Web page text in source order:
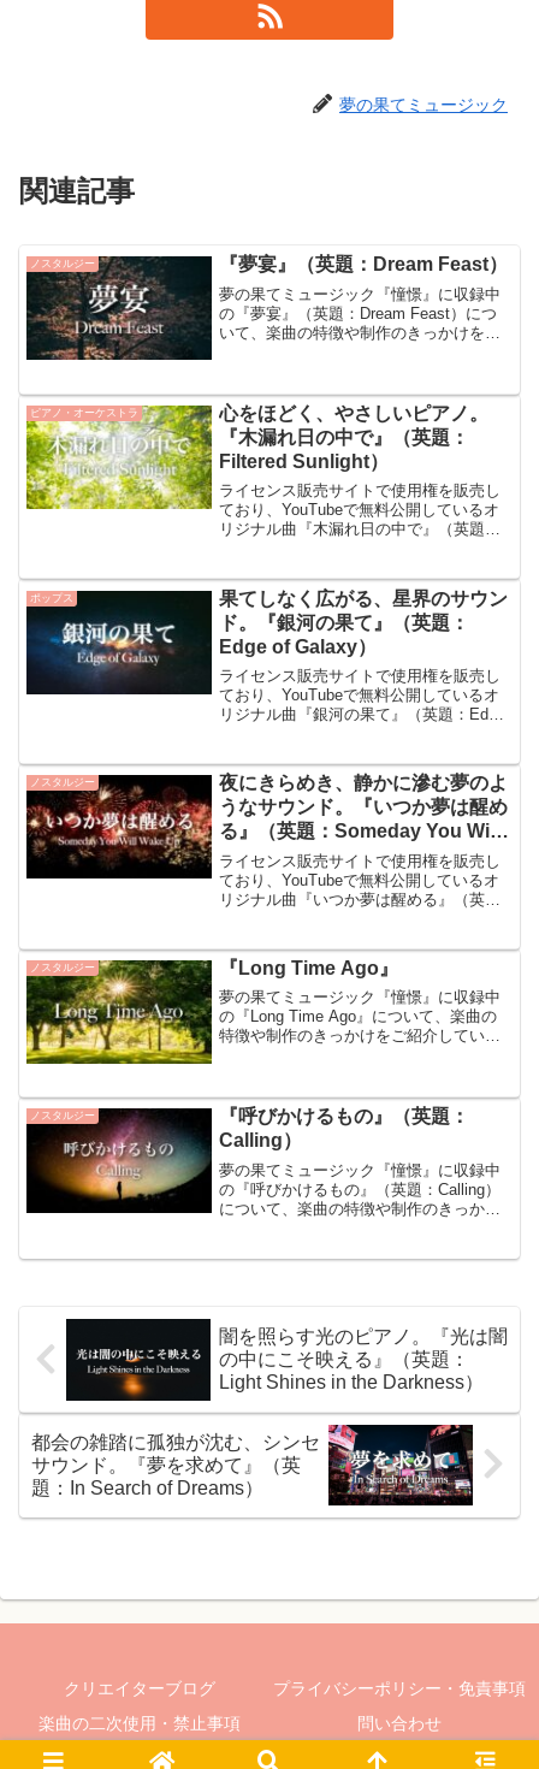
夢の果てミュージック
関連記事
ノスタルジー 『夢宴』（英題：Dream Feast）
夢の果てミュージック『憧憬』に収録中
の『夢宴』（英題：Dream Feast）につ
いて、楽曲の特徴や制作のきっかけをご
ように、淡く心...
ピアノ・オーケストラ
心をほどく、やさしいピアノ。
『木漏れ日の中で』（英題：
Filtered Sunlight）
ライセンス販売サイトで使用権を販売し
ており、YouTubeで無料公開しているオ
リジナル曲『木漏れ日の中で』（英題：
れ日の中で』は、静かで穏やかな雰囲
気...
ポップス
果てしなく広がる、星界のサウン
ド。『銀河の果て』（英題：
Edge of Galaxy）
ライセンス販売サイトで使用権を販売し
ており、YouTubeで無料公開しているオ
リジナル曲『銀河の果て』（英題：Edge
秘的なシンセサイザーの幻想的な旋律
と、...
ノスタルジー
夜にきらめき、静かに滲む夢のよ
うなサウンド。『いつか夢は醒め
る』（英題：Someday You Will
Wake Up）
ライセンス販売サイトで使用権を販売し
ており、YouTubeで無料公開しているオ
リジナル曲『いつか夢は醒める』（英
について『いつか夢は醒める』は、...
ノスタルジー 『Long Time Ago』
夢の果てミュージック『憧憬』に収録中
の『Long Time Ago』について、楽曲の
特徴や制作のきっかけをご紹介していま
ピ（エレクトリック・ピアノ）が特徴
の...
ノスタルジー
『呼びかけるもの』（英題：
Calling）
夢の果てミュージック『憧憬』に収録中
の『呼びかけるもの』（英題：Calling）
について、楽曲の特徴や制作のきっかけ
かなつかしい響きがするエレクトリック
闇を照らす光のピアノ。『光は闇
の中にこそ映える』（英題：
Light Shines in the Darkness）
都会の雑踏に孤独が沈む、シンセ
サウンド。『夢を求めて』（英
題：In Search of Dreams）
クリエイターブログ
プライバシーポリシー・免責事項
楽曲の二次使用・禁止事項
問い合わせ